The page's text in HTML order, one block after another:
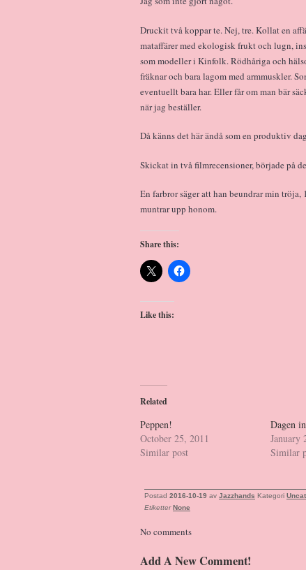
Druckit två koppar te. Nej, tre. Kollat en
mataffärer med ekologisk frukt och lugn,
som modeller i Kinfolk. Rödhåriga och
fräknar och bara lagom med armmuskler.
eventuellt bara har. Eller får om man bär
när jag beställer.
Då känns det här ändå som en produktiv
Skickat in två filmrecensioner, började på
En farbror säger att han beundrar min tröja,
muntrar upp honom.
Share this:
Like this:
Related
Peppen!
October 25, 2011
Similar post
Dagen
January
Similar
Postad 2016-10-19 av Jazzhands Kategori
Etiketter None
No comments
Add A New Comment!